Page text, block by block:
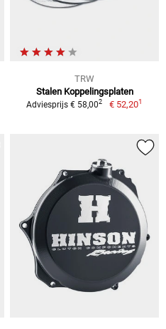
TRW
Stalen Koppelingsplaten
Adviesprijs € 58,002 € 52,201